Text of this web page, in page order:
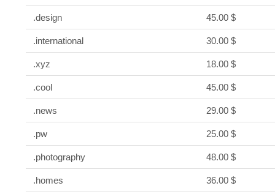
.design 45.00 $
.international 30.00 $
.xyz 18.00 $
.cool 45.00 $
.news 29.00 $
.pw 25.00 $
.photography 48.00 $
.homes 36.00 $